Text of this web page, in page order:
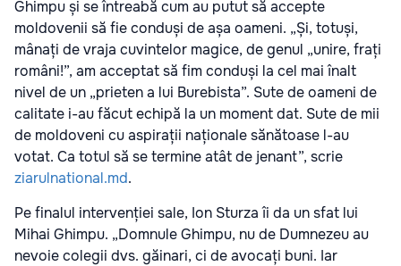
Ghimpu și se întreabă cum au putut să accepte
moldovenii să fie conduși de așa oameni. „Și, totuși,
mânați de vraja cuvintelor magice, de genul „unire, frați
români!”, am acceptat să fim conduși la cel mai înalt
nivel de un „prieten a lui Burebista”. Sute de oameni de
calitate i-au făcut echipă la un moment dat. Sute de mii
de moldoveni cu aspirații naționale sănătoase l-au
votat. Ca totul să se termine atât de jenant”, scrie
ziarulnational.md.
Pe finalul intervenției sale, Ion Sturza îi da un sfat lui
Mihai Ghimpu. „Domnule Ghimpu, nu de Dumnezeu au
nevoie colegii dvs. găinari, ci de avocați buni. Iar